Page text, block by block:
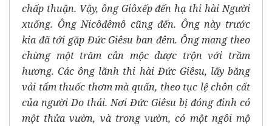
chấp thuận. Vậy, ông Giôxếp đến hạ thi hài Người
xuống. Ông Nicôđêmô cũng đến. Ông này trước
kia đã tới gặp Đức Giêsu ban đêm. Ông mang theo
chừng một trăm cân mộc dược trộn với trầm
hương. Các ông lãnh thi hài Đức Giêsu, lấy băng
vải tẩm thuốc thơm mà quấn, theo tục lệ chôn cất
của người Do thái. Nơi Đức Giêsu bị đóng đinh có
một thửa vườn, và trong vườn, có một ngôi mộ